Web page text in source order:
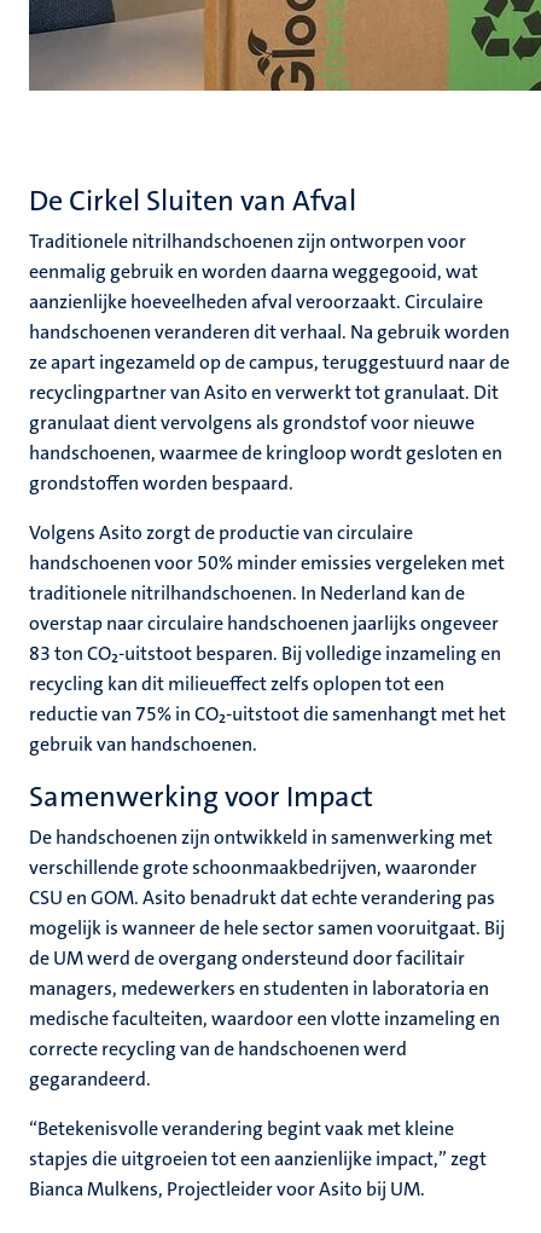
De Cirkel Sluiten van Afval
Traditionele nitrilhandschoenen zijn ontworpen voor
eenmalig gebruik en worden daarna weggegooid, wat
aanzienlijke hoeveelheden afval veroorzaakt. Circulaire
handschoenen veranderen dit verhaal. Na gebruik worden
ze apart ingezameld op de campus, teruggestuurd naar de
recyclingpartner van Asito en verwerkt tot granulaat. Dit
granulaat dient vervolgens als grondstof voor nieuwe
handschoenen, waarmee de kringloop wordt gesloten en
grondstoffen worden bespaard.
Volgens Asito zorgt de productie van circulaire
handschoenen voor 50% minder emissies vergeleken met
traditionele nitrilhandschoenen. In Nederland kan de
overstap naar circulaire handschoenen jaarlijks ongeveer
83 ton CO₂-uitstoot besparen. Bij volledige inzameling en
recycling kan dit milieueffect zelfs oplopen tot een
reductie van 75% in CO₂-uitstoot die samenhangt met het
gebruik van handschoenen.
Samenwerking voor Impact
De handschoenen zijn ontwikkeld in samenwerking met
verschillende grote schoonmaakbedrijven, waaronder
CSU en GOM. Asito benadrukt dat echte verandering pas
mogelijk is wanneer de hele sector samen vooruitgaat. Bij
de UM werd de overgang ondersteund door facilitair
managers, medewerkers en studenten in laboratoria en
medische faculteiten, waardoor een vlotte inzameling en
correcte recycling van de handschoenen werd
gegarandeerd.
“Betekenisvolle verandering begint vaak met kleine
stapjes die uitgroeien tot een aanzienlijke impact,” zegt
Bianca Mulkens, Projectleider voor Asito bij UM.